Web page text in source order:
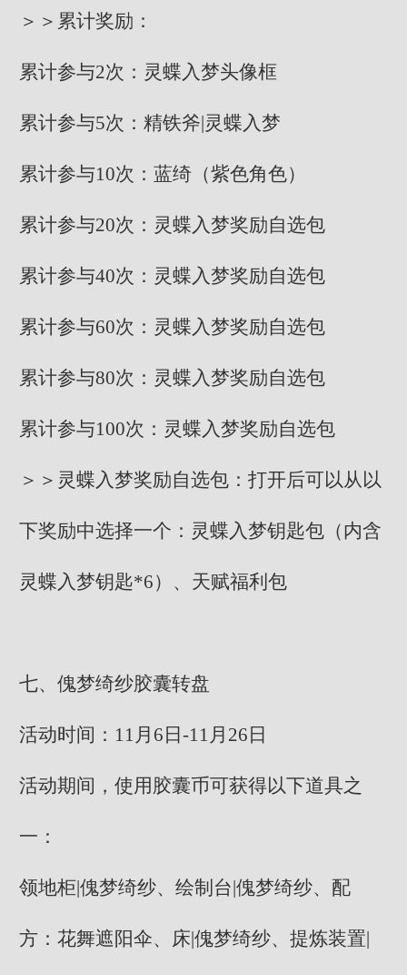
＞＞累计奖励：
累计参与2次：灵蝶入梦头像框
累计参与5次：精铁斧|灵蝶入梦
累计参与10次：蓝绮（紫色角色）
累计参与20次：灵蝶入梦奖励自选包
累计参与40次：灵蝶入梦奖励自选包
累计参与60次：灵蝶入梦奖励自选包
累计参与80次：灵蝶入梦奖励自选包
累计参与100次：灵蝶入梦奖励自选包
＞＞灵蝶入梦奖励自选包：打开后可以从以
下奖励中选择一个：灵蝶入梦钥匙包（内含
灵蝶入梦钥匙*6）、天赋福利包
七、傀梦绮纱胶囊转盘
活动时间：11月6日-11月26日
活动期间，使用胶囊币可获得以下道具之
一：
领地柜|傀梦绮纱、绘制台|傀梦绮纱、配
方：花舞遮阳伞、床|傀梦绮纱、提炼装置|